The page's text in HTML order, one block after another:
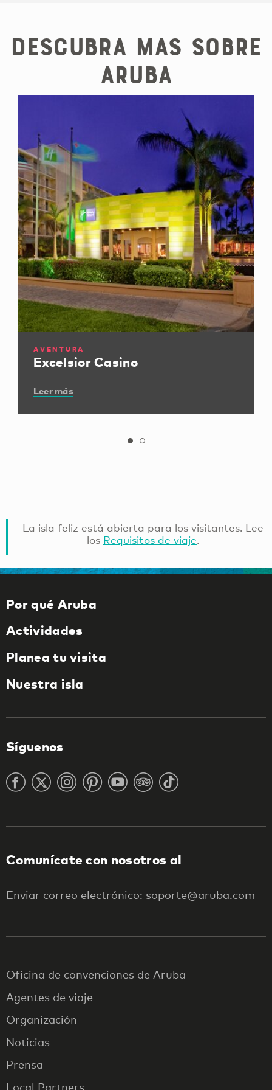
Descubra mas sobre
Aruba
AVENTURA
Excelsior Casino
Leer más
La isla feliz está abierta para los visitantes. Lee
los Requisitos de viaje.
Por qué Aruba
Actividades
Planea tu visita
Nuestra isla
Síguenos
Comunícate con nosotros al
Enviar correo electrónico: soporte@aruba.com
Oficina de convenciones de Aruba
Agentes de viaje
Organización
Noticias
Prensa
Local Partners